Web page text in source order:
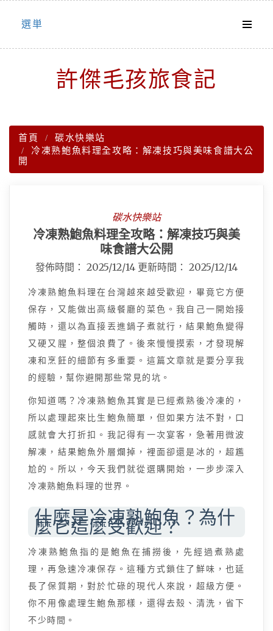
Skip
選単
許傑毛孩旅食記
首頁
碳水快樂站
冷凍熟鮑魚料理全攻略：解凍技巧與美味食譜大公
開
碳水快樂站
冷凍熟鮑魚料理全攻略：解凍技巧與美
味食譜大公開
發佈時間： 2025/12/14 更新時間： 2025/12/14
冷凍熟鮑魚料理在台灣越來越受歡迎，畢竟它方便
保存，又能做出高級餐廳的菜色。我自己一開始接
觸時，還以為直接丟進鍋子煮就行，結果鮑魚變得
又硬又腥，整個浪費了。後來慢慢摸索，才發現解
凍和烹飪的細節有多重要。這篇文章就是要分享我
的經驗，幫你避開那些常見的坑。
你知道嗎？冷凍熟鮑魚其實是已經煮熟後冷凍的，
所以處理起來比生鮑魚簡單，但如果方法不對，口
感就會大打折扣。我記得有一次宴客，急著用微波
解凍，結果鮑魚外層爛掉，裡面卻還是冰的，超尷
尬的。所以，今天我們就從選購開始，一步步深入
冷凍熟鮑魚料理的世界。
什麼是冷凍熟鮑魚？為什
麼它這麼受歡迎？
冷凍熟鮑魚指的是鮑魚在捕撈後，先經過煮熟處
理，再急速冷凍保存。這種方式鎖住了鮮味，也延
長了保質期，對於忙碌的現代人來說，超級方便。
你不用像處理生鮑魚那樣，還得去殼、清洗，省下
不少時間。